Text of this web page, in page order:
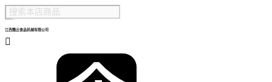
江西赣云食品机械有限公司
